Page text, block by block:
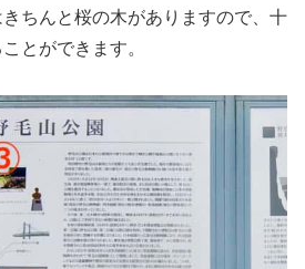
ちんと桜の木がありますので、十
とができます。